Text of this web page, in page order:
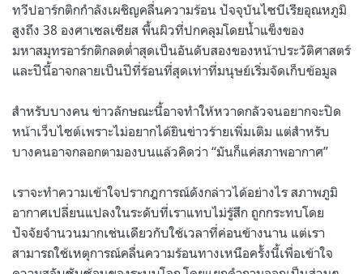
ทวีปอาร์กติกกำลังเผชิญคลื่นความร้อน ปัจจุบันไซบีเรียอุณหภูมิ
สูงถึง 38 องศาเซลเซียส พื้นผิวที่ปกคลุมโดยน้ำแข็งของ
มหาสมุทรอาร์กติกลดต่ำสุดเป็นอันดับสองของหน้าประวัติศาสตร์
และปีนี้อาจกลายเป็นปีที่ร้อนที่สุดเท่าที่มนุษย์เริ่มจัดเก็บข้อมูล
สำหรับบางคน ข่าวลักษณะนี้อาจทำให้หวาดกลัวจนอยากจะปิด
หน้าเว็บไซต์เพราะไม่อยากได้ยินข่าวร้ายเพิ่มเติม แต่สำหรับ
บางคนอาจกลอกตามองบนแล้วคิดว่า “มันก็แค่สภาพอากาศ”
เราจะทำความเข้าใจปรากฎการณ์ดังกล่าวได้อย่างไร สภาพภูมิ
อากาศเปลี่ยนแปลงในระดับที่เราแทบไม่รู้สึก ถูกกระทบโดย
ปัจจัยจำนวนมากเช่นเดียวกับใช้เวลาที่ค่อนข้างนาน แต่เรา
สามารถใช้เหตุการณ์คลื่นความร้อนทางเหนือครั้งนี้เพื่อเข้าใจ